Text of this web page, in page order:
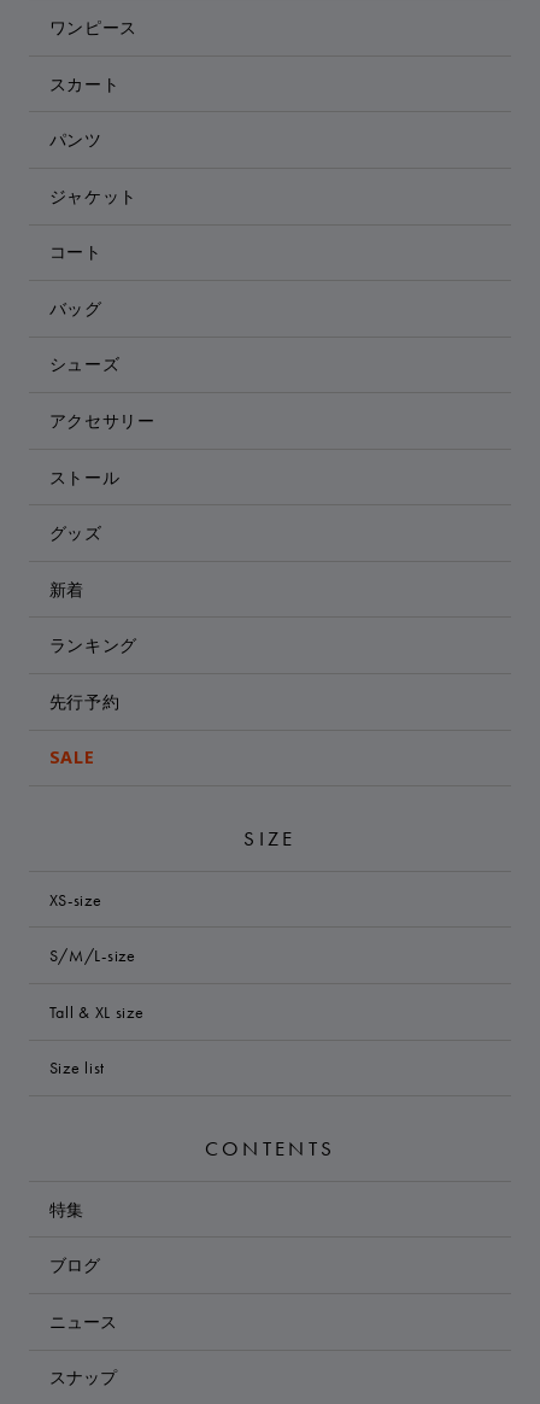
ワンピース
スカート
パンツ
ジャケット
コート
バッグ
シューズ
アクセサリー
ストール
グッズ
新着
ランキング
先行予約
SALE
SIZE
XS-size
S/M/L-size
Tall & XL size
Size list
CONTENTS
特集
ブログ
ニュース
スナップ